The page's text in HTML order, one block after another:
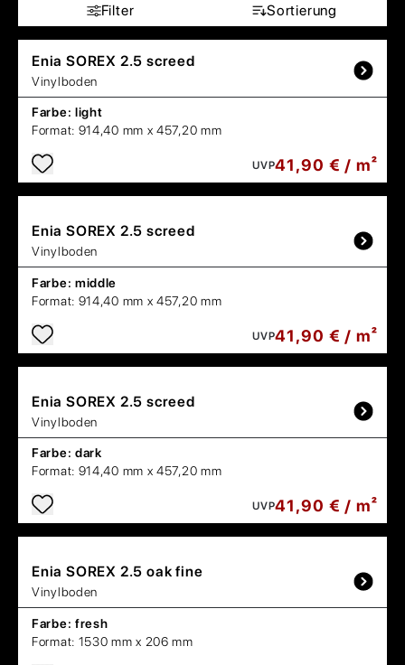
Filter
Sortierung
Enia SOREX 2.5 screed
Vinylboden
Farbe: light
Format: 914,40 mm x 457,20 mm
UVP41,90 € / m²
Enia SOREX 2.5 screed
Vinylboden
Farbe: middle
Format: 914,40 mm x 457,20 mm
UVP41,90 € / m²
Enia SOREX 2.5 screed
Vinylboden
Farbe: dark
Format: 914,40 mm x 457,20 mm
UVP41,90 € / m²
Enia SOREX 2.5 oak fine
Vinylboden
Farbe: fresh
Format: 1530 mm x 206 mm